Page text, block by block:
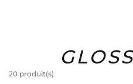
Homme
20 produit(s)